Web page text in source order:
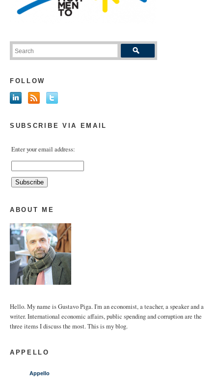
FOLLOW
SUBSCRIBE VIA EMAIL
Enter your email address:
ABOUT ME
Hello. My name is Gustavo Piga. I'm an economist, a teacher, a speaker and a
writer. International economic affairs, public spending and corruption are the
three items I discuss the most. This is my blog.
APPELLO
Appello